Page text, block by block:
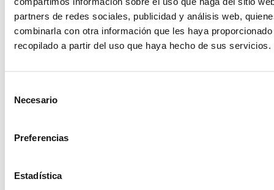
partners de redes sociales, publicidad y análisis web,
combinarla con otra información que les haya
recopilado a partir del uso que haya hecho de sus servicios.
Necesario
Preferencias
Estadística
Cubo ovalado cold